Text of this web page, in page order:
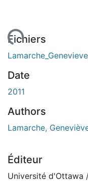
Fichiers
Date
2011
Authors
Lamarche,
Éditeur
Université d'Ottawa